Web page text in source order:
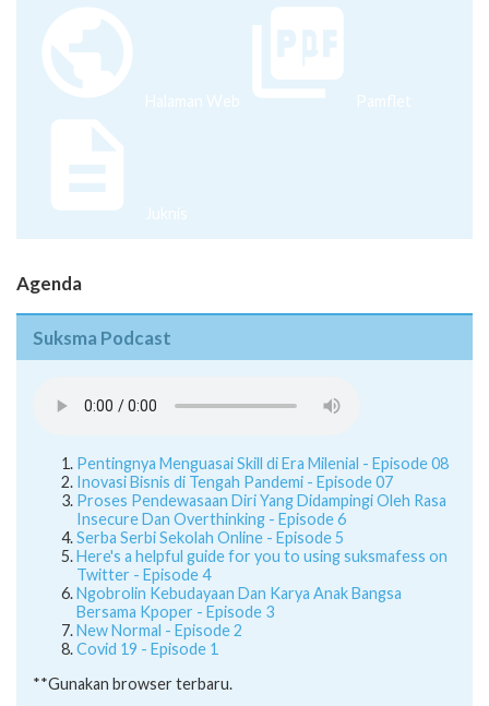
Halaman Web Pamflet
Juknis
Agenda
Suksma Podcast
Pentingnya Menguasai Skill di Era Milenial - Episode 08
Inovasi Bisnis di Tengah Pandemi - Episode 07
Proses Pendewasaan Diri Yang Didampingi Oleh Rasa
Insecure Dan Overthinking - Episode 6
Serba Serbi Sekolah Online - Episode 5
Here's a helpful guide for you to using suksmafess on
Twitter - Episode 4
Ngobrolin Kebudayaan Dan Karya Anak Bangsa
Bersama Kpoper - Episode 3
New Normal - Episode 2
Covid 19 - Episode 1
**Gunakan browser terbaru.